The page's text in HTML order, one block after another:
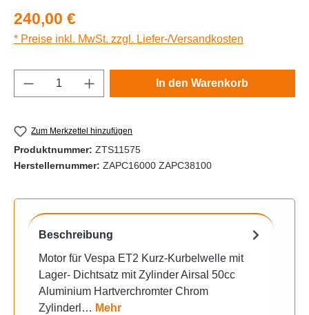
Regulärer Preis:
240,00 €
* Preise inkl. MwSt. zzgl. Liefer-/Versandkosten
Produkt Anzahl: Gib den gewünschten
In den Warenkorb
Zum Merkzettel hinzufügen
Produktnummer: ZTS11575
Herstellernummer: ZAPC16000 ZAPC38100
Beschreibung
Motor für Vespa ET2 Kurz-Kurbelwelle mit
Lager- Dichtsatz mit Zylinder Airsal 50cc
Aluminium Hartverchromter Chrom
Zylinderl… Mehr